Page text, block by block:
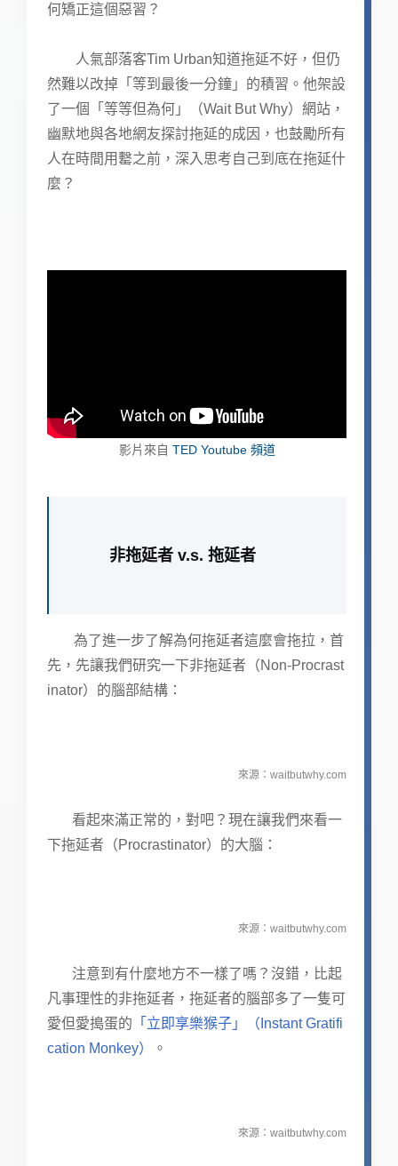
何矯正這個惡習？
人氣部落客Tim Urban知道拖延不好，但仍
然難以改掉「等到最後一分鐘」的積習。他架設
了一個「等等但為何」（Wait But Why）網站，
幽默地與各地網友探討拖延的成因，也鼓勵所有
人在時間用罊之前，深入思考自己到底在拖延什
麼？
影片來自 TED Youtube 頻道
非拖延者 v.s. 拖延者
為了進一步了解為何拖延者這麼會拖拉，首
先，先讓我們研究一下非拖延者（Non-Procrast
inator）的腦部結構：
來源：waitbutwhy.com
看起來滿正常的，對吧？現在讓我們來看一
下拖延者（Procrastinator）的大腦：
來源：waitbutwhy.com
注意到有什麼地方不一樣了嗎？沒錯，比起
凡事理性的非拖延者，拖延者的腦部多了一隻可
愛但愛搗蛋的 「立即享樂猴子」（Instant Gratifi
cation Monkey）
。
來源：waitbutwhy.com